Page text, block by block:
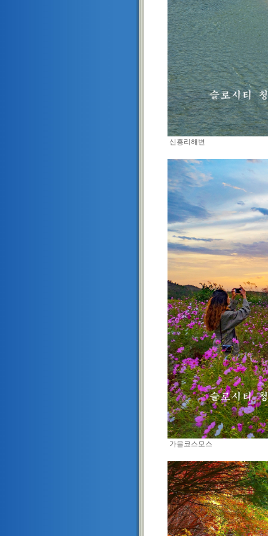
신흥리해변
가을코스모스